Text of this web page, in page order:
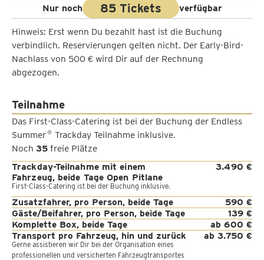
Nur noch 85 Tickets verfügbar
Hinweis: Erst wenn Du bezahlt hast ist die Buchung
verbindlich. Reservierungen gelten nicht. Der Early-Bird-
Nachlass von 500 € wird Dir auf der Rechnung
abgezogen.
Teilnahme
Das First-Class-Catering ist bei der Buchung der Endless
Summer® Trackday Teilnahme inklusive.
Noch 35 freie Plätze
Trackday-Teilnahme mit einem
Fahrzeug, beide Tage Open Pitlane
3.490 €
First-Class-Catering ist bei der Buchung inklusive.
Zusatzfahrer, pro Person, beide Tage
590 €
Gäste/Beifahrer, pro Person, beide Tage
139 €
Komplette Box, beide Tage
ab 600 €
Transport pro Fahrzeug, hin und zurück
ab 3.750 €
Gerne assistieren wir Dir bei der Organisation eines
professionellen und versicherten Fahrzeugtransportes